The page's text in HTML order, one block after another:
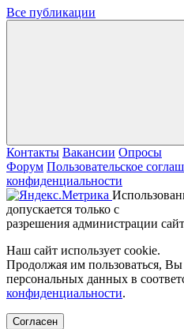
Все публикации
Контакты Вакансии Опросы
Форум Пользовательское
конфиденциальности
допускается только с
разрешения администрации
Наш сайт использует cookie.
Продолжая им пользоваться, Вы
персональных данных в
конфиденциальности.
Согласен